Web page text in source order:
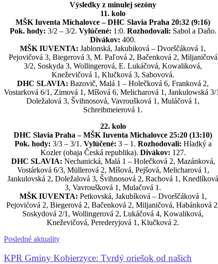
Výsledky z minulej sezóny
11. kolo
MŠK Iuventa Michalovce – DHC Slavia Praha 20:32 (9:16)
Pok. hody: 3/2 – 3/2. Vylúčené: 1:0. Rozhodovali: Sabol a Daňo.
Divákov: 400.
MŠK IUVENTA: Jablonská, Jakubiková – Dvorščáková 1,
Pejovičová 3, Biegerová 3, M. Paľová 2, Bačenková 2, Miljaničová
3/2, Soskyda 3, Wollingerová, E. Lukáčová, Kowaliková,
Kneževičová 1, Klučková 3, Sabovová.
DHC SLAVIA: Bazovič, Malá 1 – Holečková 6, Franková 2,
Vostarková 6/1, Zimová 1, Míšová 6, Melicharová 1, Jankulowská 3/
Doležalová 3, Švihnosová, Vavroušková 1, Muláčová 1,
Schreibmeierová 1.
22. kolo
DHC Slavia Praha – MŠK Iuventa Michalovce 25:20 (13:10)
Pok. hody: 3/3 – 3/1. Vylúčené: 3 – 1. Rozhodovali: Hladký a
Kozler (obaja Česká republika). Divákov: 127.
DHC SLAVIA: Nechanická, Malá 1 – Holečková 2, Mazánková,
Vostárková 6/3, Müllerová 2, Míšová, Pejšová, Melicharová 1,
Jankulovská 2, Doležalová 3, Švihnosová 2, Rachová 1, Knedlíková
3, Vavroušková 1, Mulačová 1.
MŠK IUVENTA: Petkovská, Jakubíková – Dvorščáková 1,
Pejovićová 2, Biegerová 2, Bačenková 2, Miljaničová, Habánková
Soskydová 2/1, Wollingerová 2, Lukáčová 4, Kowaliková,
Kneževičová, Perederyjová 1, Klučková 2.
Posledné aktuality
KPR Gminy Kobierzyce: Tvrdý oriešok od našich